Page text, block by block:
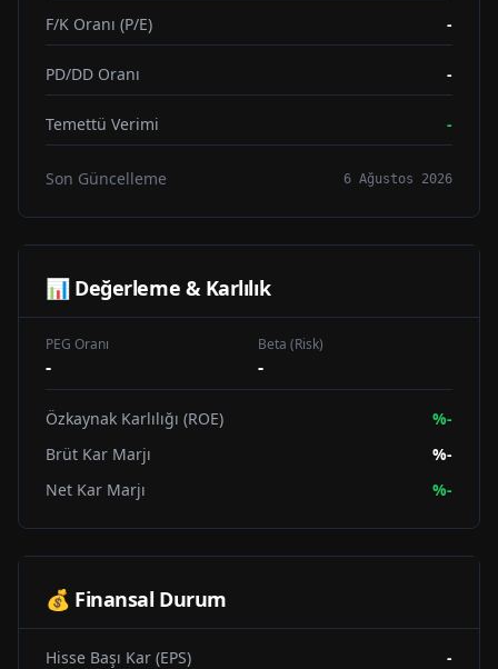
F/K Oranı (P/E) -
PD/DD Oranı -
Temettü Verimi -
Son Güncelleme 6 Ağustos 2026
📊 Değerleme & Karlılık
PEG Oranı
-
Beta (Risk)
-
Özkaynak Karlılığı (ROE) %-
Brüt Kar Marjı
%-
Net Kar Marjı
%-
💰 Finansal Durum
Hisse Başı Kar (EPS) -